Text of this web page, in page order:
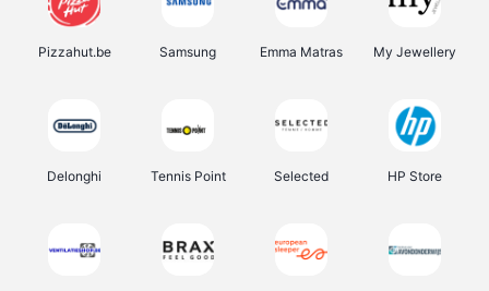
Pizzahut.be Samsung Emma Matras My Jewellery
Delonghi Tennis Point Selected HP Store